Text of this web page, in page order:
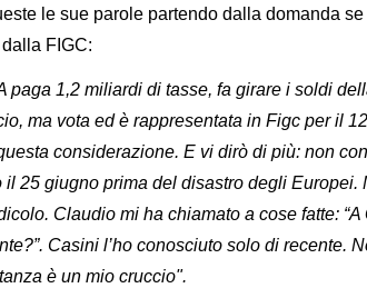
le sue parole partendo dalla domanda
FIGC:
paga 1,2 miliardi di tasse, fa girare i soldi
ma vota ed è rappresentata in Figc per il
considerazione. E vi dirò di più: non
il 25 giugno prima del disastro degli Europei.
Claudio mi ha chiamato a cose fatte:
Casini l’ho conosciuto solo di recente.
è un mio cruccio".